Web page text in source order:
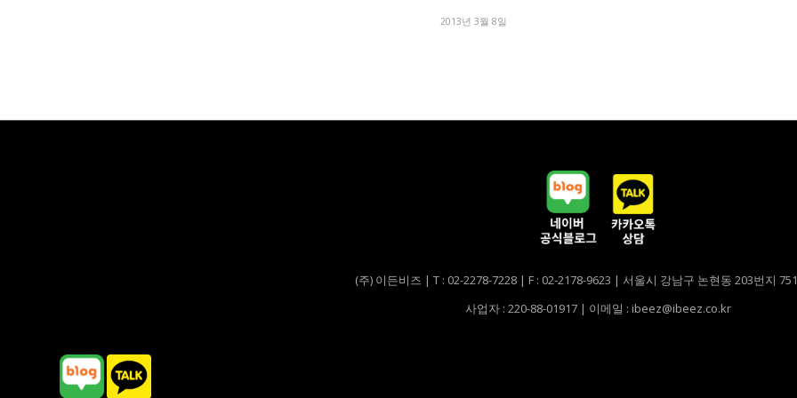
2013년 3월 8일
(주) 이든비즈 | T : 02-2278-7228 | F : 02-2178-9623 | 서울시 강남구 논현동 203번지
사업자 : 220-88-01917 | 이메일 : ibeez@ibeez.co.kr